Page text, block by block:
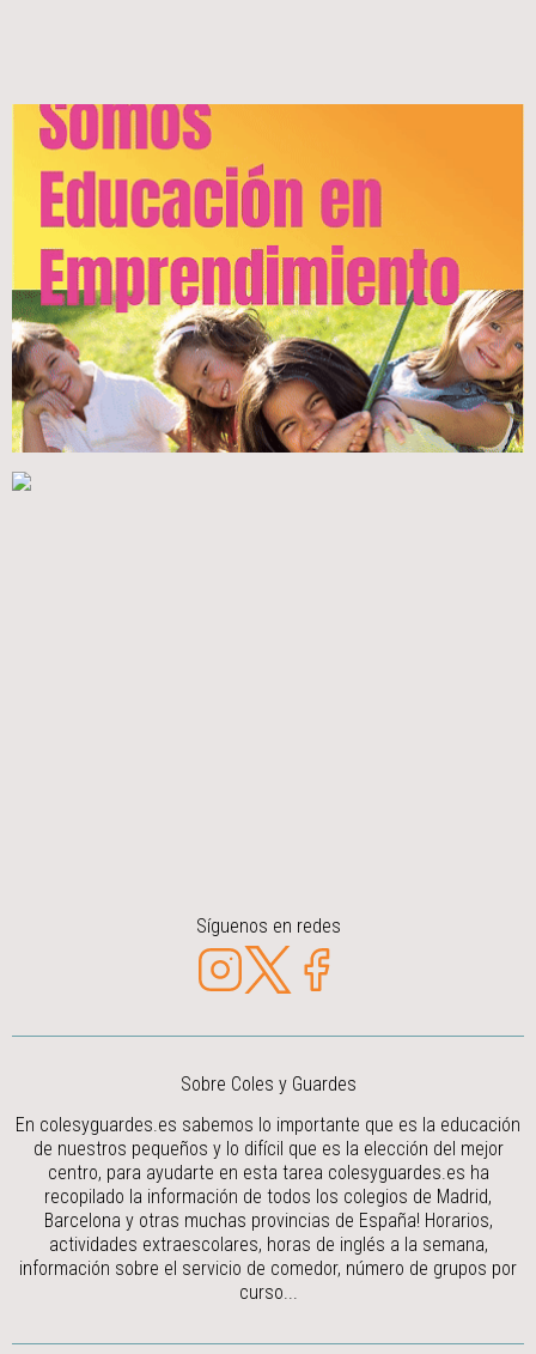
Síguenos en redes
Sobre Coles y Guardes
En colesyguardes.es sabemos lo importante que es la educación
de nuestros pequeños y lo difícil que es la elección del mejor
centro, para ayudarte en esta tarea colesyguardes.es ha
recopilado la información de todos los colegios de Madrid,
Barcelona y otras muchas provincias de España! Horarios,
actividades extraescolares, horas de inglés a la semana,
información sobre el servicio de comedor, número de grupos por
curso...